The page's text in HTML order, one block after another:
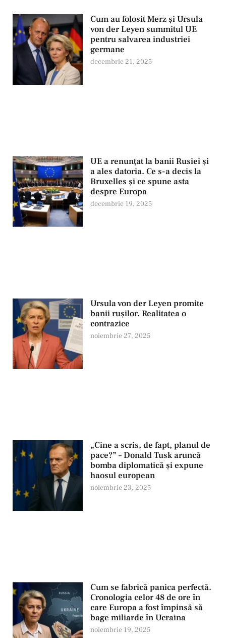
Cum au folosit Merz și Ursula
von der Leyen summitul UE
pentru salvarea industriei
germane
decembrie 21, 2025
UE a renunțat la banii Rusiei și
a ales datoria. Ce s-a decis la
Bruxelles și ce spune asta
despre Europa
decembrie 19, 2025
Ursula von der Leyen promite
banii rușilor. Realitatea o
contrazice
noiembrie 27, 2025
„Cine a scris, de fapt, planul de
pace?” – Donald Tusk aruncă
bomba diplomatică şi expune
haosul european
noiembrie 23, 2025
Cum se fabrică panica perfectă.
Cronologia celor 48 de ore în
care Europa a fost împinsă să
bage miliarde în Ucraina
noiembrie 19, 2025